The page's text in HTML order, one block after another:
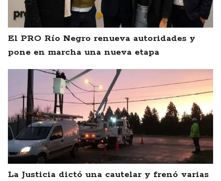
El PRO Río Negro renueva autoridades y
pone en marcha una nueva etapa
La Justicia dictó una cautelar y frenó varias